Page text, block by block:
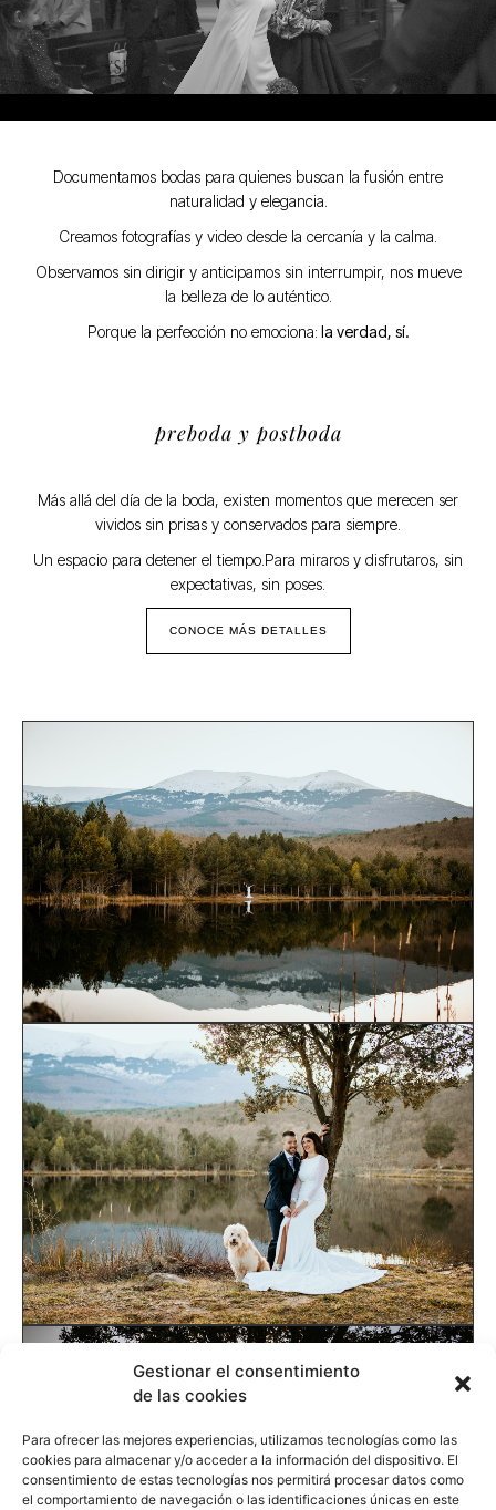
Gestionar el consentimiento
de las cookies
Para ofrecer las mejores experiencias, utilizamos tecnologías como las
cookies para almacenar y/o acceder a la información del dispositivo. El
consentimiento de estas tecnologías nos permitirá procesar datos como
el comportamiento de navegación o las identificaciones únicas en este
Documentamos bodas para quienes buscan la fusión entre
naturalidad y elegancia.
Creamos fotografías y video desde la cercanía y la calma.
Observamos sin dirigir y anticipamos sin interrumpir, nos mueve
la belleza de lo auténtico.
Porque la perfección no emociona: la verdad, sí.
preboda y postboda
Más allá del día de la boda, existen momentos que merecen ser
vividos sin prisas y conservados para siempre.
Un espacio para detener el tiempo.Para miraros y disfrutaros, sin
expectativas, sin poses.
CONOCE MÁS DETALLES